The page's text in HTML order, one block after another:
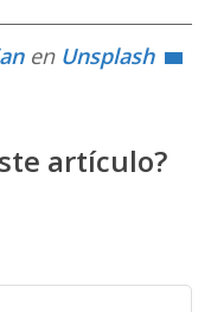
en Unsplash
artículo?